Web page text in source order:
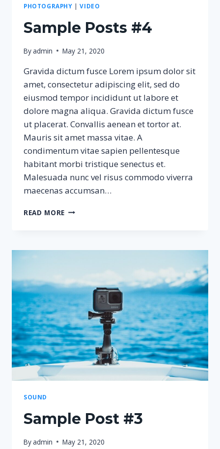
PHOTOGRAPHY |VIDEO
Sample Posts #4
Byadmin May 21, 2020
Gravida dictum fusce Lorem ipsum dolor sit
amet, consectetur adipiscing elit, sed do
eiusmod tempor incididunt ut labore et
dolore magna aliqua. Gravida dictum fusce
ut placerat. Convallis aenean et tortor at.
Mauris sit amet massa vitae. A
condimentum vitae sapien pellentesque
habitant morbi tristique senectus et.
Malesuada nunc vel risus commodo viverra
maecenas accumsan…
READ MORE SAMPLE
SOUND
Sample Post #3
Byadmin May 21, 2020